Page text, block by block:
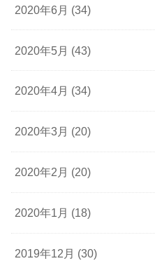
2020年6月 (34)
2020年5月 (43)
2020年4月 (34)
2020年3月 (20)
2020年2月 (20)
2020年1月 (18)
2019年12月 (30)